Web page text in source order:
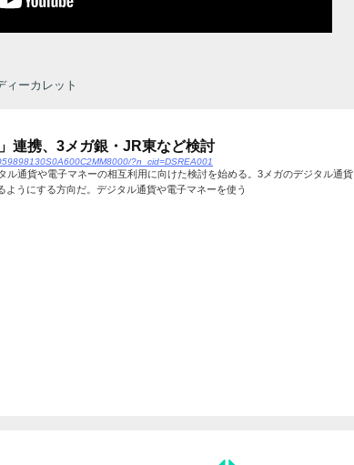
ィーカレット
連携、3メガ銀・JR東など検討
?n_cid=DSREA001
ル通貨や電子マネーの相互利用に向けた検討を始める。3メガのデジタル通貨
ようにする方向だ。デジタル通貨や電子マネーを使う